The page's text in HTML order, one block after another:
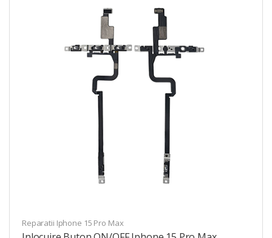
Reparatii Iphone 15 Pro Max